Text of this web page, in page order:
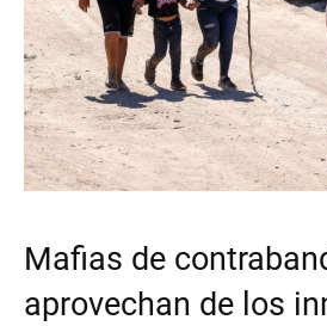
Mafias de
aprovechan de los